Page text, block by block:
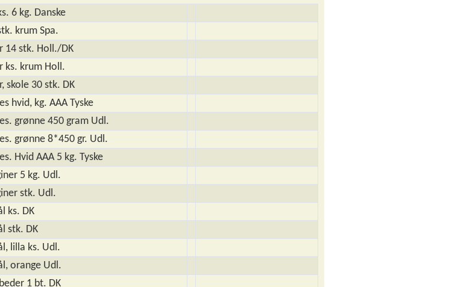
6 kg. Danske
krum Spa.
14 stk. Holl./DK
ks. krum Holl.
skole 30 stk. DK
hvid, kg. AAA Tyske
grønne 450 gram Udl.
grønne 8*450 gr. Udl.
Hvid AAA 5 kg. Tyske
5 kg. Udl.
stk. Udl.
ks. DK
stk. DK
lilla ks. Udl.
orange Udl.
1 bt. DK